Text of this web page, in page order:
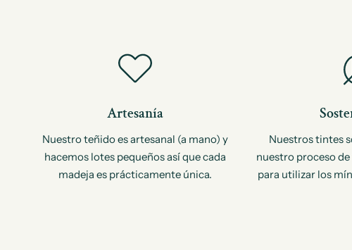
Artesanía
Nuestro teñido es artesanal (a mano) y
hacemos lotes pequeños así que cada
madeja es prácticamente única.
Nuestros tintes
nuestro proceso
para utilizar los